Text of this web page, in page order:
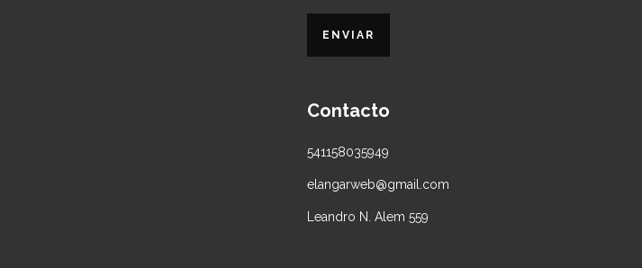
Contacto
541158035949
elangarweb@gmail.com
Leandro N. Alem 559